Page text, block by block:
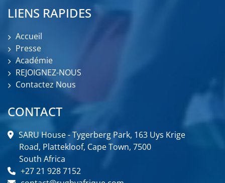
LIENS RAPIDES
Accueil
Presse
Académie
REJOIGNEZ-NOUS
Contactez Nous
CONTACT
SARU House - Tygerberg Park, 163 Uys Krige
Road, Plattekloof, Cape Town, 7500
South Africa
+27 21 928 7152